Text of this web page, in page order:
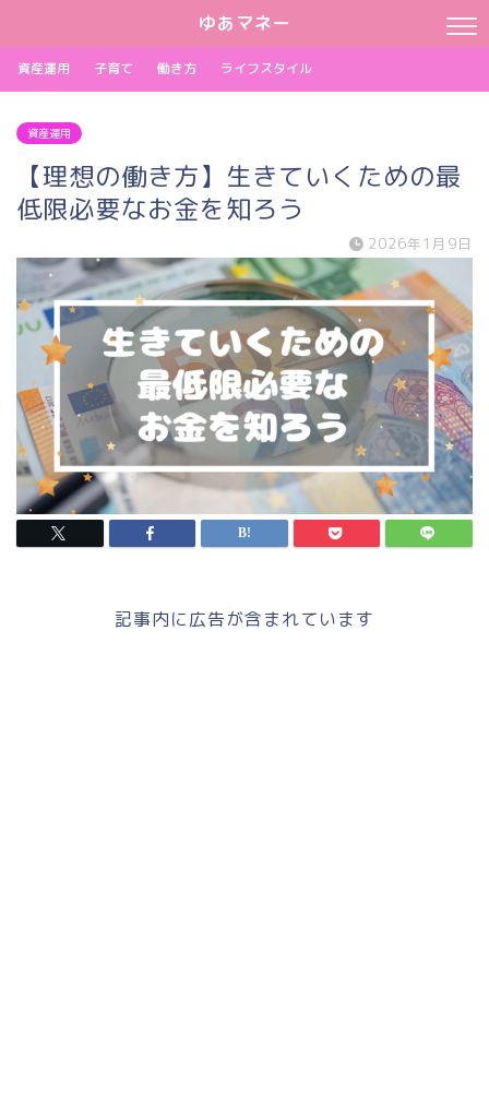
ゆあマネー
資産運用 子育て 働き方 ライフスタイル
資産運用
【理想の働き方】生きていくための最
低限必要なお金を知ろう
2026年1月9日
記事内に広告が含まれています